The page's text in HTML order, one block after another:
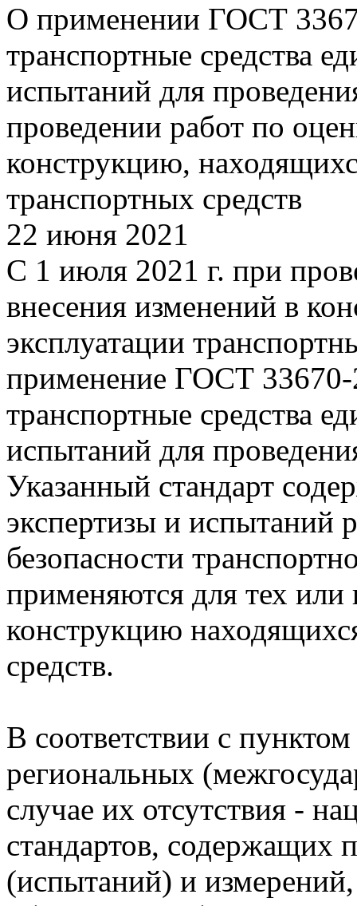
О применении ГОСТ
транспортные средства
испытаний для
проведении работ по
конструкцию,
транспортных средств
22 июня 2021
С 1 июля 2021 г. при
внесения изменений в
эксплуатации
применение ГОСТ
транспортные средства
испытаний для
Указанный стандарт
экспертизы и испытаний
безопасности
применяются для тех
конструкцию
средств.
В соответствии с
региональных
случае их отсутствия -
стандартов, содержащих
(испытаний) и